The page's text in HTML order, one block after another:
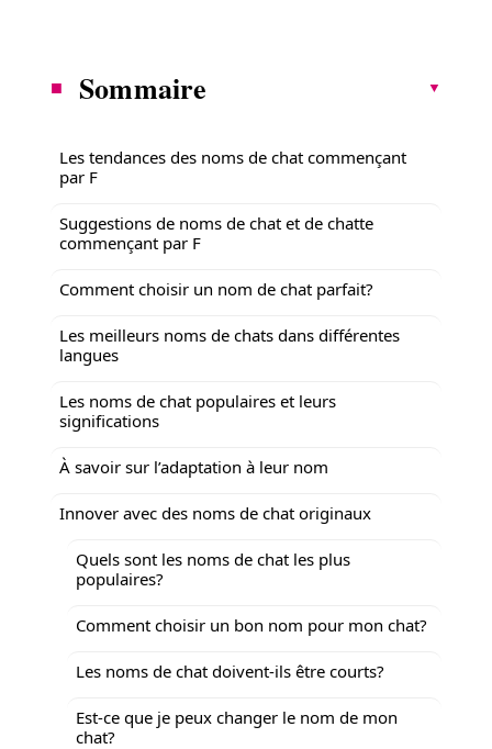
Sommaire
Les tendances des noms de chat commençant
par F
Suggestions de noms de chat et de chatte
commençant par F
Comment choisir un nom de chat parfait?
Les meilleurs noms de chats dans différentes
langues
Les noms de chat populaires et leurs
significations
À savoir sur l’adaptation à leur nom
Innover avec des noms de chat originaux
Quels sont les noms de chat les plus
populaires?
Comment choisir un bon nom pour mon chat?
Les noms de chat doivent-ils être courts?
Est-ce que je peux changer le nom de mon
chat?